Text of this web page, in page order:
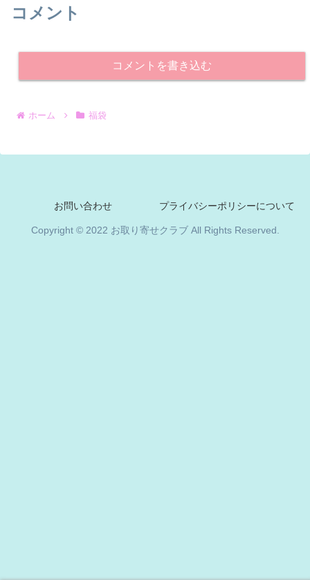
コメント
コメントを書き込む
ホーム 福袋
お問い合わせ プライバシーポリシーについて
Copyright © 2022 お取り寄せクラブ All Rights Reserved.